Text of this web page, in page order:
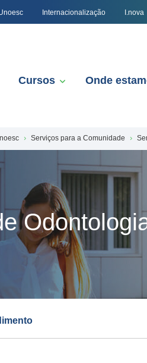
Internacionalização I.nova
Cursos Onde
Serviços para a Comunidade